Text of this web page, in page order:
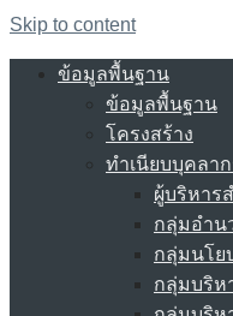
Skip to content
ข้อมูลพื้นฐาน
ข้อมูลพื้นฐาน
โครงสร้าง
ทำเนียบบุคลา
ผู้บริหาร
กลุ่มอำน
กลุ่มนโย
กลุ่มบริห